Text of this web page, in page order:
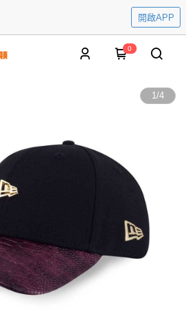
開啟APP
0
1/4